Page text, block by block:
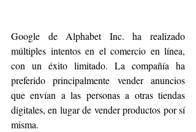
Google de Alphabet Inc. ha realizado
múltiples intentos en el comercio en línea,
con un éxito limitado. La compañía ha
preferido principalmente vender anuncios
que envían a las personas a otras tiendas
digitales, en lugar de vender productos por sí
misma.